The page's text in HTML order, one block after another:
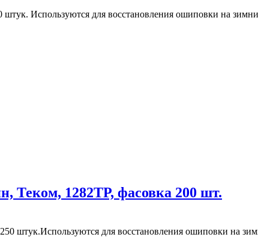
Используются для восстановления ошиповки на
1282ТР, фасовка 200 шт.
штук.Используются для восстановления ошиповки на